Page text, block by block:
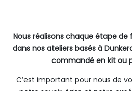
Nous réalisons chaque étape
dans nos ateliers basés à
commandé en kit ou
C’est important pour nous de